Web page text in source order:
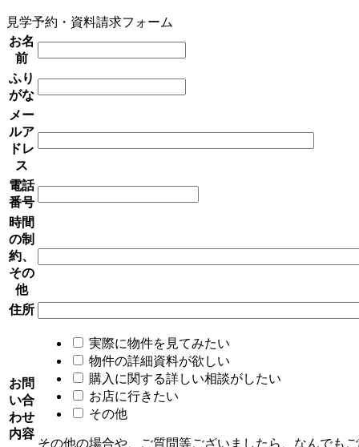
見学予約・資料請求フォーム
お名
前
ふり
がな
メー
ルア
ドレ
ス
電話
番号
時間
の制
約、
その
他
住所
お問
い合
わせ
内容
実際に物件を見てみたい
物件の詳細資料が欲しい
購入に関する詳しい相談がしたい
お店に行きたい
その他
その他の場合や、ご質問等ございましたら、なんでも